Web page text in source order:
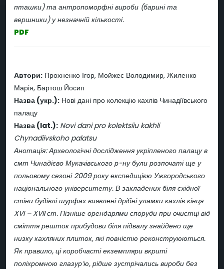
пташки) та антропоморфні вироби (барині та
вершники) у незначній кількості.
PDF
Автори: Прохненко Ігор, Мойжес Володимир, Жиленко
Марія, Бартош Йосип
Назва (укр.): Нові дані про колекцію кахлів Чинадіївського
палацу
Назва (lat.): Novi dani pro kolektsiiu kakhli
Chynadiivskoho palatsu
Анотація: Археологічні дослідження укріпленого палацу в
смт Чинадієво Мукачівського р-ну були розпочаті ще у
польовому сезоні 2009 року експедицією Ужгородського
національного університету. В закладених біля східної
стіни будівлі шурфах виявлені дрібні уламки кахлів кінця
XVI – XVII ст. Пізніше орендарями споруди при очистці від
сміття решток прибудови біля підвалу знайдено ще
низку кахляних плиток, які повністю реконструюються.
Як правило, ці коробчасті екземпляри вкриті
поліхромною глазур’ю, рідше зустрічались вироби без